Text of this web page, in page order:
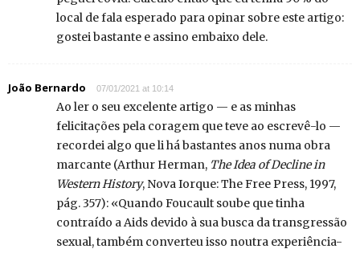
local de fala esperado para opinar sobre este artigo:
gostei bastante e assino embaixo dele.
João Bernardo 07/01/2021 at 10:14
Ao ler o seu excelente artigo — e as minhas
felicitações pela coragem que teve ao escrevê-lo —
recordei algo que li há bastantes anos numa obra
marcante (Arthur Herman, The Idea of Decline in
Western History, Nova Iorque: The Free Press, 1997,
pág. 357): «Quando Foucault soube que tinha
contraído a Aids devido à sua busca da transgressão
sexual, também converteu isso noutra experiência-